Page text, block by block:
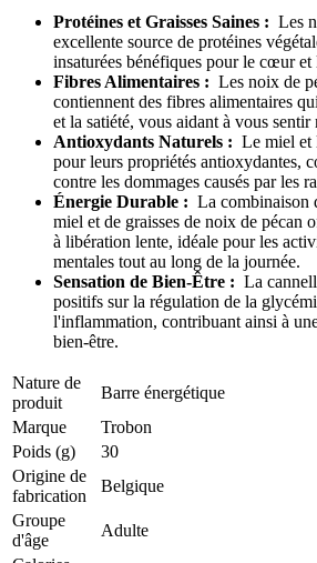
Protéines et Graisses Saines : Les
excellente source de protéines
insaturées bénéfiques pour le cœur et
Fibres Alimentaires : Les noix de
contiennent des fibres alimentaires
et la satiété, vous aidant à vous sentir
Antioxydants Naturels : Le miel et
pour leurs propriétés antioxydantes,
contre les dommages causés par les
Énergie Durable : La combinaison
miel et de graisses de noix de pécan
à libération lente, idéale pour les
mentales tout au long de la journée.
Sensation de Bien-Être : La
positifs sur la régulation de la
l'inflammation, contribuant ainsi à
bien-être.
Nature de
produit
Barre énergétique
Marque
Trobon
Poids (g)
30
Origine de
fabrication
Belgique
Groupe
d'âge
Adulte